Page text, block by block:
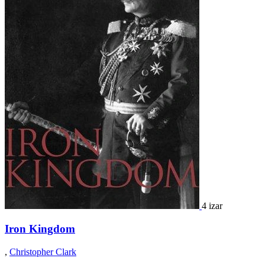
4 izar
Iron Kingdom
, Christopher Clark